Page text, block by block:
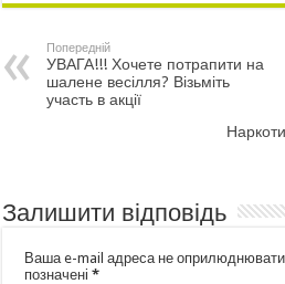
Попередній
УВАГА!!! Хочете потрапити на
шалене весілля? Візьміть
участь в акції
Залишити відповідь
Ваша e-mail адреса не
позначені*